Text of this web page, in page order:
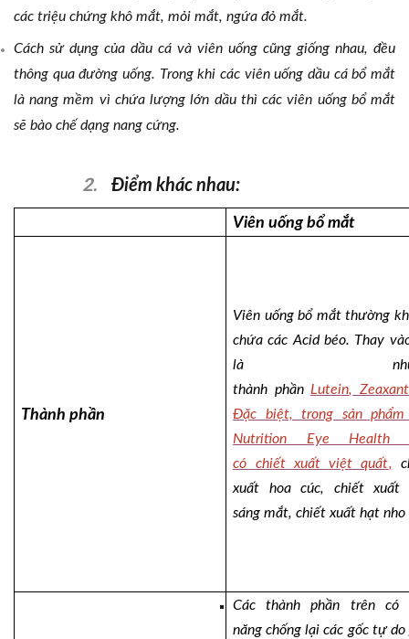
các triệu chứng khô mắt, mỏi mắt, ngứa đỏ mắt.
Cách sử dụng của dầu cá và viên uống cũng giống nhau, đều
thông qua đường uống. Trong khi các viên uống dầu cá bổ mắt
là nang mềm vì chứa lượng lớn dầu thì các viên uống bổ mắt
sẽ bào chế dạng nang cứng.
2. Điểm khác nhau:
Viên uống bổ mắt
Thành phần
Viên uống bổ mắt thường
chứa các Acid béo. Thay
là
thành phần Lutein,
Đặc biệt, trong sản
Nutrition Eye Health
có
chiết xuất việt quất,
xuất hoa cúc, chiết xuất
sáng mắt, chiết xuất hạt nho
Các thành phần trêncó
năng chống lại các gốc tự do